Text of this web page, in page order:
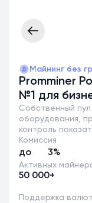
Майнинг без
Promminer
№1 для
Собственный
оборудования,
контроль
Комиссия
до 3%
Активных
50 000+
Поддержка валют